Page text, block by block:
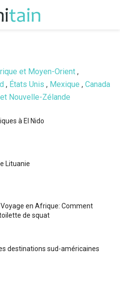
et Moyen-Orient ,
, États Unis , Mexique , Canada
Nouvelle-Zélande
à El Nido
Lituanie
en Afrique: Comment
de squat
destinations sud-américaines